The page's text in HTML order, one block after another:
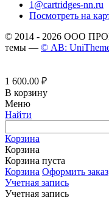
1@cartridges-nn.ru
Посмотреть на
© 2014 - 2026 ООО
темы — © AB:
1 600.00 ₽
В корзину
Меню
Найти
Корзина
Корзина
Корзина пуста
Корзина Оформить заказ
Учетная запись
Учетная запись